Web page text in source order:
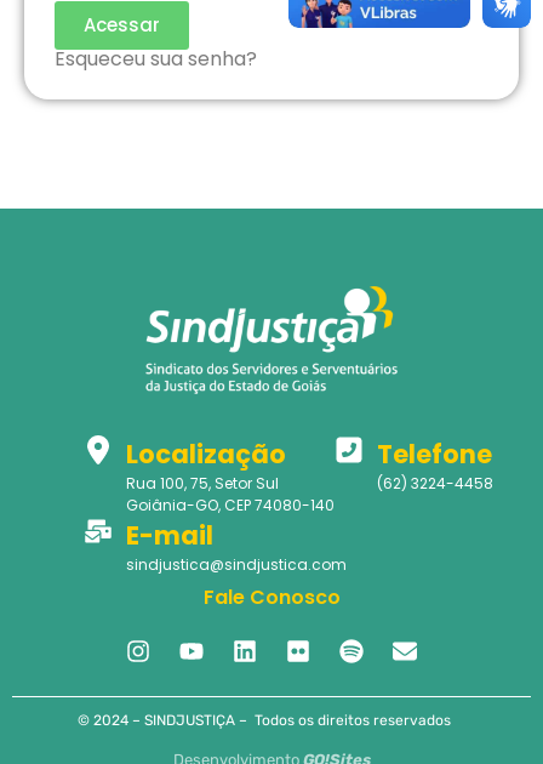
Acessar
Esqueceu sua senha?
Localização
Rua 100, 75, Setor Sul
Goiânia-GO, CEP 74080-140
Telefone
(62) 3224-4458
E-mail
sindjustica@sindjustica.com
Fale Conosco
© 2024 – SINDJUSTIÇA – Todos os direitos reservados
Desenvolvimento GO!Sites